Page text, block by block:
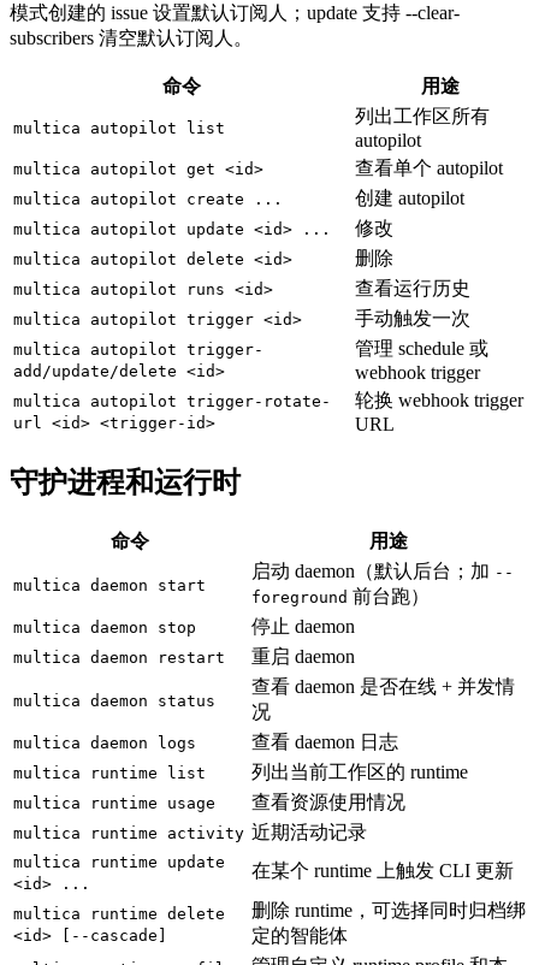
模式创建的 issue 设置默认订阅人；update 支持 --clear-
subscribers 清空默认订阅人。
命令 用途
multica autopilot list
列出工作区所有
autopilot
multica autopilot get <id> 查看单个 autopilot
multica autopilot create ... 创建 autopilot
multica autopilot update <id> ... 修改
multica autopilot delete <id> 删除
multica autopilot runs <id> 查看运行历史
multica autopilot trigger <id> 手动触发一次
multica autopilot trigger-
add/update/delete <id>
管理 schedule 或
webhook trigger
multica autopilot trigger-rotate-
url <id> <trigger-id>
轮换 webhook trigger
URL
守护进程和运行时
命令 用途
multica daemon start
启动 daemon（默认后台；加 --
foreground 前台跑）
multica daemon stop 停止 daemon
multica daemon restart 重启 daemon
multica daemon status
查看 daemon 是否在线 + 并发情
况
multica daemon logs 查看 daemon 日志
multica runtime list 列出当前工作区的 runtime
multica runtime usage 查看资源使用情况
multica runtime activity 近期活动记录
multica runtime update
<id> ...
在某个 runtime 上触发 CLI 更新
multica runtime delete
<id> [--cascade]
删除 runtime，可选择同时归档绑
定的智能体